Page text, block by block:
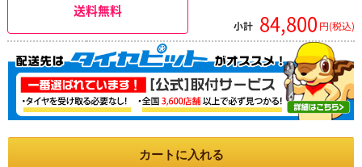
送料無料
小計 84,800 円(税込)
カートに入れる